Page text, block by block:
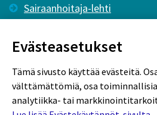
Sairaanhoitaja-lehti
Evästeasetukset
Tämä sivusto käyttää evästeitä.
välttämättömiä, osa toiminnallisia
analytiikka- tai